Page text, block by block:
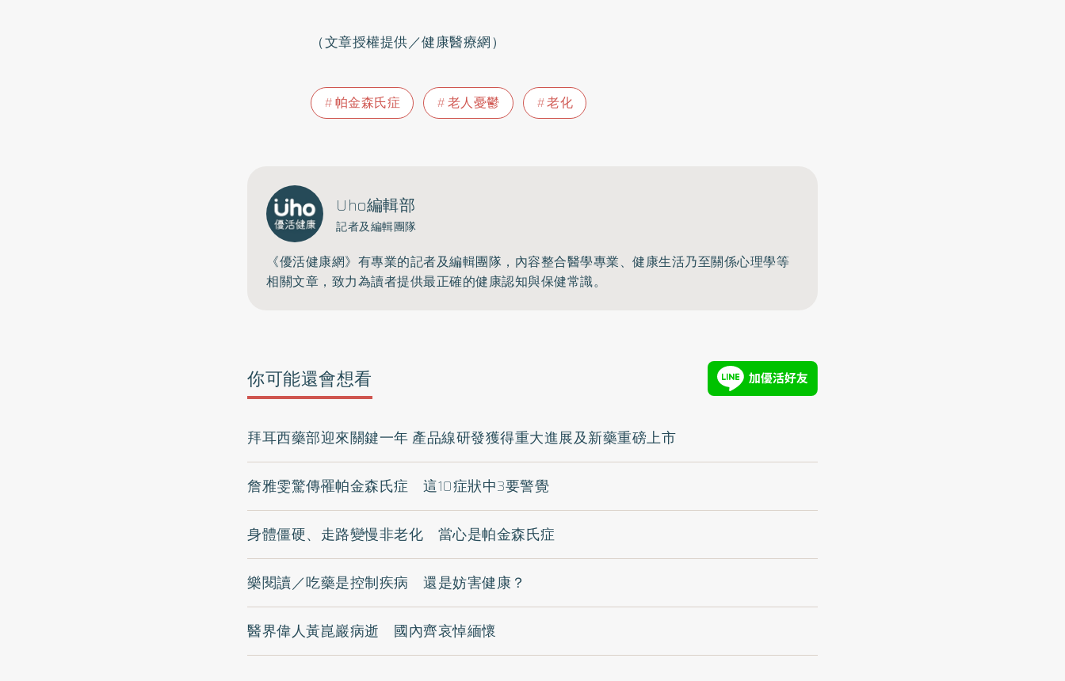
（文章授權提供／健康醫療網）
帕金森氏症 老人憂鬱 老化
Uho編輯部
記者及編輯團隊
《優活健康網》有專業的記者及編輯團隊，內容整合醫學專業、健康生活乃至關係心理學等
相關文章，致力為讀者提供最正確的健康認知與保健常識。
你可能還會想看
拜耳西藥部迎來關鍵一年 產品線研發獲得重大進展及新藥重磅上市
詹雅雯驚傳罹帕金森氏症 這10症狀中3要警覺
身體僵硬、走路變慢非老化 當心是帕金森氏症
樂閱讀／吃藥是控制疾病 還是妨害健康？
醫界偉人黃崑巖病逝 國內齊哀悼緬懷